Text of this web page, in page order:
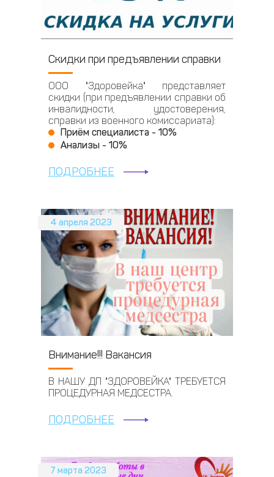
Скидки при предъявлении справки
ООО "Здоровейка" представляет
скидки (при предъявлении справки об
инвалидности, удостоверения,
справки из военного комиссариата):
Приём специалиста - 10%
Анализы - 10%
ПОДРОБНЕЕ
4 апреля 2023
Внимание!!! Вакансия
В НАШУ ДП "ЗДОРОВЕЙКА" ТРЕБУЕТСЯ
ПРОЦЕДУРНАЯ МЕДСЕСТРА.
ПОДРОБНЕЕ
7 марта 2023